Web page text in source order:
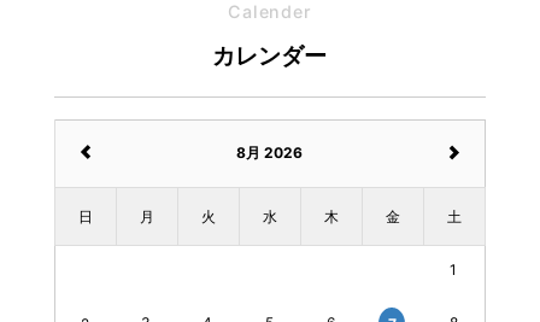
Calender
カレンダー
8月 2026
日 月 火 水 木 金 土
1